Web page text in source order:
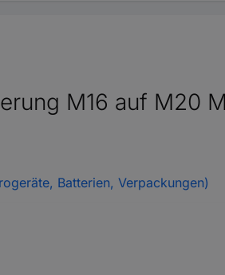
M16 auf M20
Batterien, Verpackungen)